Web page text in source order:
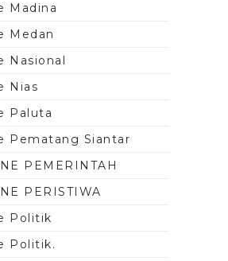
Madina
Medan
Nasional
Nias
Paluta
Pematang Siantar
PEMERINTAH
PERISTIWA
Politik
Politik.